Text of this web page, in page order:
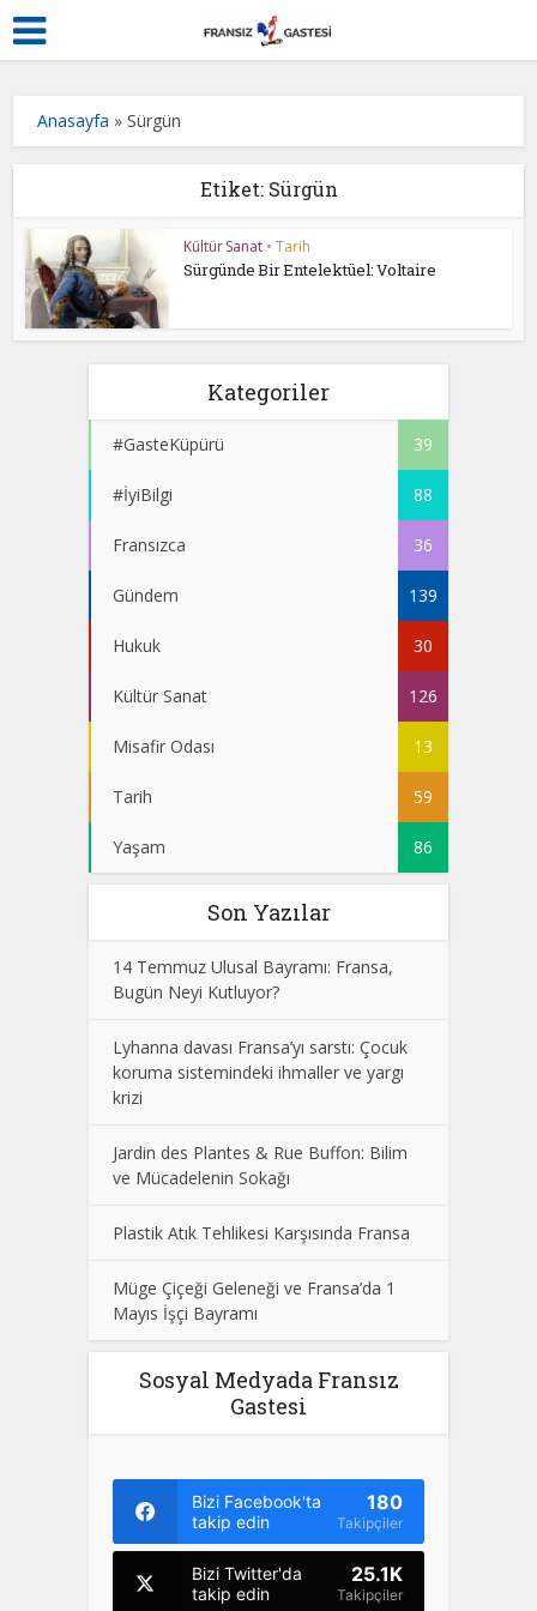
Anasayfa »Sürgün
Etiket: Sürgün
Kültür Sanat • Tarih
Sürgünde Bir Entelektüel: Voltaire
Kategoriler
#GasteKüpürü 39
#İyiBilgi 88
Fransızca 36
Gündem 139
Hukuk 30
Kültür Sanat 126
Misafir Odası 13
Tarih 59
Yaşam 86
Son Yazılar
14 Temmuz Ulusal Bayramı: Fransa,
Bugün Neyi Kutluyor?
Lyhanna davası Fransa’yı sarstı: Çocuk
koruma sistemindeki ihmaller ve yargı
krizi
Jardin des Plantes & Rue Buffon: Bilim
ve Mücadelenin Sokağı
Plastik Atık Tehlikesi Karşısında Fransa
Müge Çiçeği Geleneği ve Fransa’da 1
Mayıs İşçi Bayramı
Sosyal Medyada Fransız
Gastesi
Bizi Facebook'ta
takip edin
180
Takipçiler
Bizi Twitter'da
takip edin
25.1K
Takipçiler